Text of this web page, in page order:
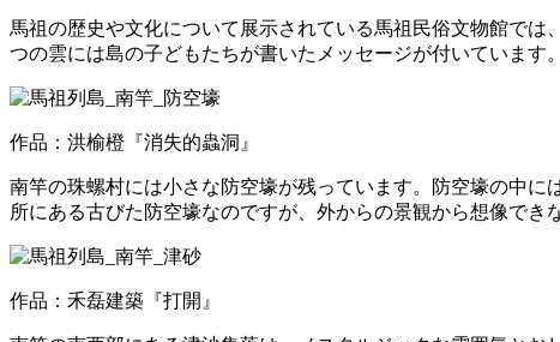
馬祖の歴史や文化について展示されている馬祖民俗文物館で
つの雲には島の子どもたちが書いたメッセージが付いています
作品：洪榆橙『消失的蟲洞』
南竿の珠螺村には小さな防空壕が残っています。防空壕の中
所にある古びた防空壕なのですが、外からの景観から想像でき
作品：禾磊建築『打開』